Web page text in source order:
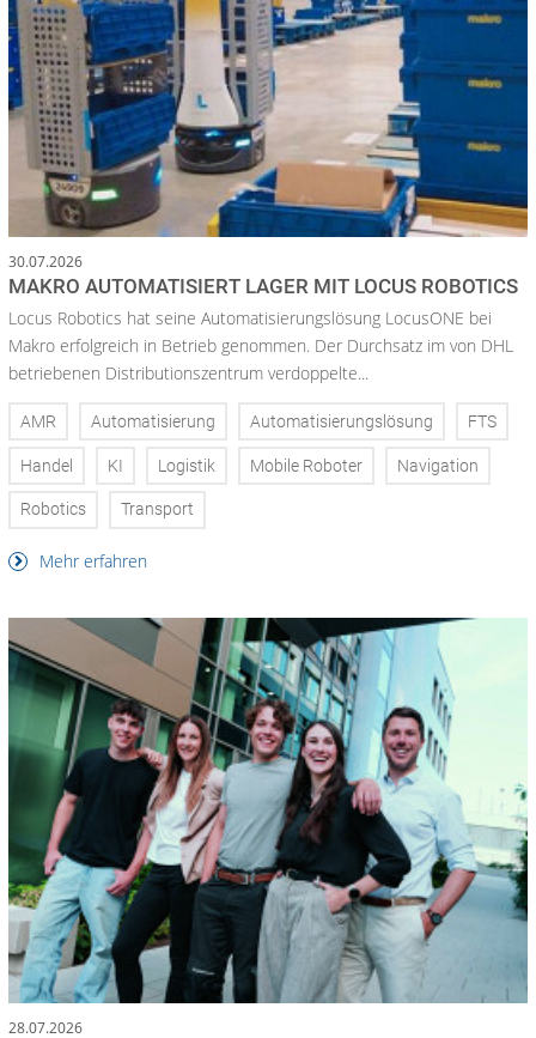
30.07.2026
MAKRO AUTOMATISIERT LAGER MIT LOCUS ROBOTICS
Locus Robotics hat seine Automatisierungslösung LocusONE bei
Makro erfolgreich in Betrieb genommen. Der Durchsatz im von DHL
betriebenen Distributionszentrum verdoppelte...
AMR Automatisierung Automatisierungslösung FTS
Handel KI Logistik Mobile Roboter Navigation
Robotics Transport
Mehr erfahren
28.07.2026